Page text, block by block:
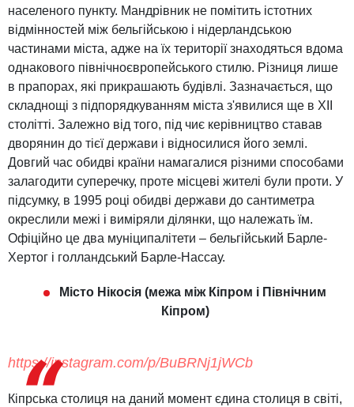
населеного пункту. Мандрівник не помітить істотних
відмінностей між бельгійською і нідерландською
частинами міста, адже на їх території знаходяться вдома
однакового північноєвропейського стилю. Різниця лише
в прапорах, які прикрашають будівлі. Зазначається, що
складнощі з підпорядкуванням міста з'явилися ще в XII
столітті. Залежно від того, під чиє керівництво ставав
дворянин до тієї держави і відносилися його землі.
Довгий час обидві країни намагалися різними способами
залагодити суперечку, проте місцеві жителі були проти. У
підсумку, в 1995 році обидві держави до сантиметра
окреслили межі і виміряли ділянки, що належать їм.
Офіційно це два муніципалітети – бельгійський Барле-
Хертог і голландський Барле-Нассау.
Місто Нікосія (межа між Кіпром і Північним
Кіпром)
https://instagram.com/p/BuBRNj1jWCb
Кіпрська столиця на даний момент єдина столиця в світі,